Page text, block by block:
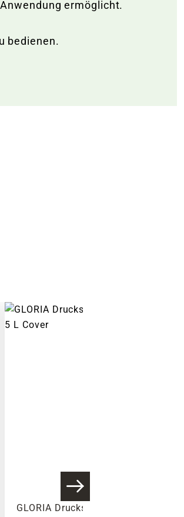
ermöglicht.
bedienen.
GLORIA Drucksprüher 'Prima